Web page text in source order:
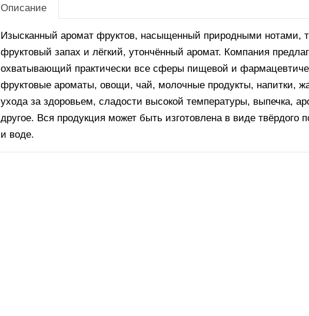
Описание
Изысканный аромат фруктов, насыщенный природными нотами,
фруктовый запах и лёгкий, утончённый аромат. Компания
охватывающий практически все сферы пищевой и
фруктовые ароматы, овощи, чай, молочные продукты, напитки,
ухода за здоровьем, сладости высокой температуры, выпечка,
другое. Вся продукция может быть изготовлена в виде
и воде.